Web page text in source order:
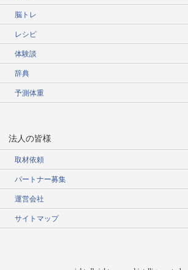
脳トレ
レシピ
体験談
辞典
予測体重
法人の皆様
取材依頼
パートナー募集
運営会社
サイトマップ